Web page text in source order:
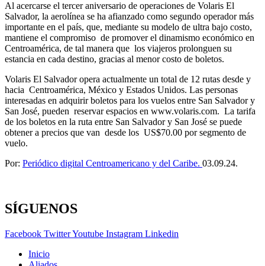
Al acercarse el tercer aniversario de operaciones de Volaris El
Salvador, la aerolínea se ha afianzado como segundo operador más
importante en el país, que, mediante su modelo de ultra bajo costo,
mantiene el compromiso de promover el dinamismo económico en
Centroamérica, de tal manera que los viajeros prolonguen su
estancia en cada destino, gracias al menor costo de boletos.
Volaris El Salvador opera actualmente un total de 12 rutas desde y
hacia Centroamérica, México y Estados Unidos. Las personas
interesadas en adquirir boletos para los vuelos entre San Salvador y
San José, pueden reservar espacios en www.volaris.com. La tarifa
de los boletos en la ruta entre San Salvador y San José se puede
obtener a precios que van desde los US$70.00 por segmento de
vuelo.
Por: Periódico digital Centroamericano y del Caribe. 03.09.24.
SÍGUENOS
Facebook TwitterYoutube Instagram Linkedin
Inicio